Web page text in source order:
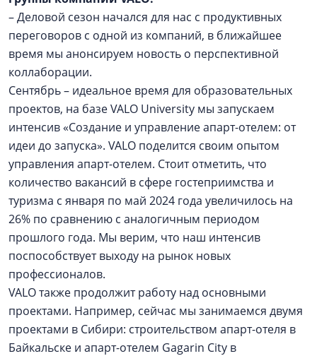
– Деловой сезон начался для нас с продуктивных
переговоров с одной из компаний, в ближайшее
время мы анонсируем новость о перспективной
коллаборации.
Сентябрь – идеальное время для образовательных
проектов, на базе VALO University мы запускаем
интенсив «Создание и управление апарт-отелем: от
идеи до запуска». VALO поделится своим опытом
управления апарт-отелем. Стоит отметить, что
количество вакансий в сфере гостеприимства и
туризма с января по май 2024 года увеличилось на
26% по сравнению с аналогичным периодом
прошлого года. Мы верим, что наш интенсив
поспособствует выходу на рынок новых
профессионалов.
VALO также продолжит работу над основными
проектами. Например, сейчас мы занимаемся двумя
проектами в Сибири: строительством апарт-отеля в
Байкальске и апарт-отелем Gagarin City в